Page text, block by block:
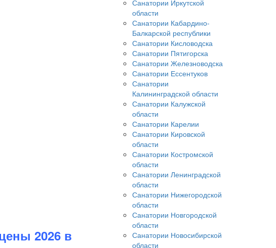
2026 в
Санатории Иркутской
области
Санатории Кабардино-
Балкарской республики
Санатории Кисловодска
Санатории Пятигорска
Санатории Железноводска
Санатории Ессентуков
Санатории
Калининградской области
Санатории Калужской
области
Санатории Карелии
Санатории Кировской
области
Санатории Костромской
области
Санатории Ленинградской
области
Санатории Нижегородской
области
Санатории Новгородской
области
Санатории Новосибирской
области